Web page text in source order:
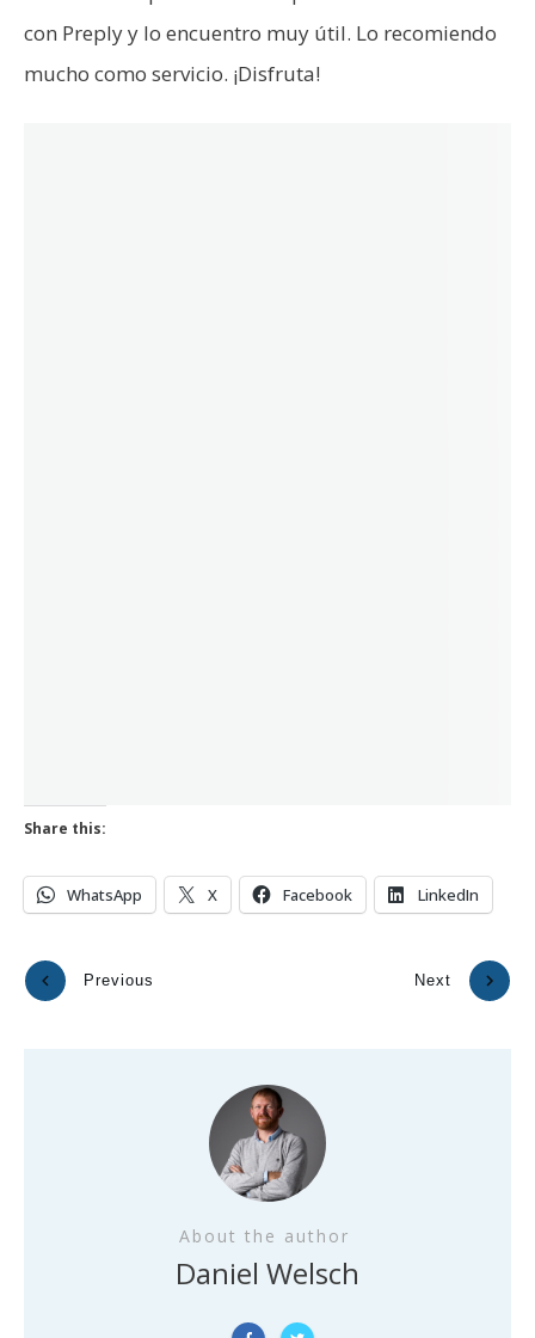
con Preply y lo encuentro muy útil. Lo recomiendo
mucho como servicio. ¡Disfruta!
Share this:
WhatsApp X Facebook LinkedIn
Previous Next
About the author
Daniel Welsch